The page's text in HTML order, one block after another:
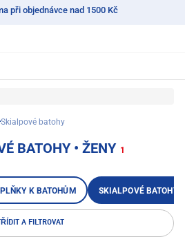
při objednávce nad 1500 Kč
Skialpové batohy
BATOHY • ŽENY 1
K BATOHŮM SKIALPOVÉ BATOHY
TŘÍDIT A FILTROVAT